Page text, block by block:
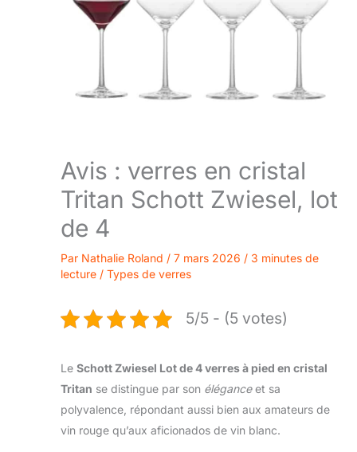
Avis : verres en cristal
Tritan Schott Zwiesel, lot
de 4
Par Nathalie Roland / 7 mars 2026 / 3 minutes de
lecture / Types de verres
5/5 - (5 votes)
Le Schott Zwiesel Lot de 4 verres à pied en cristal
Tritan se distingue par son éléganceet sa
polyvalence, répondant aussi bien aux amateurs de
vin rouge qu’aux aficionados de vin blanc.